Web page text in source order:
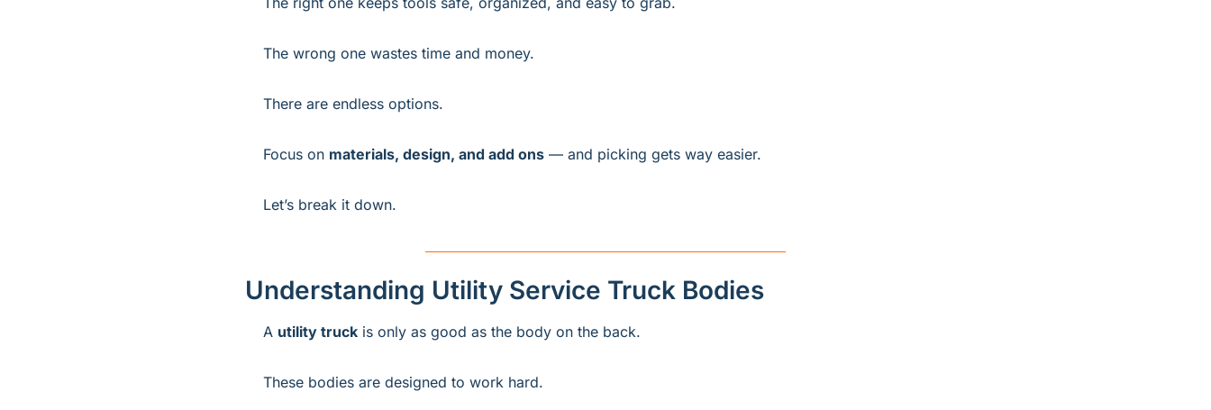
The wrong one wastes time and money.
There are endless options.
Focus on materials, design, and add ons — and picking gets way easier.
Let’s break it down.
Understanding Utility Service Truck Bodies
A utility truck is only as good as the body on the back.
These bodies are designed to work hard.